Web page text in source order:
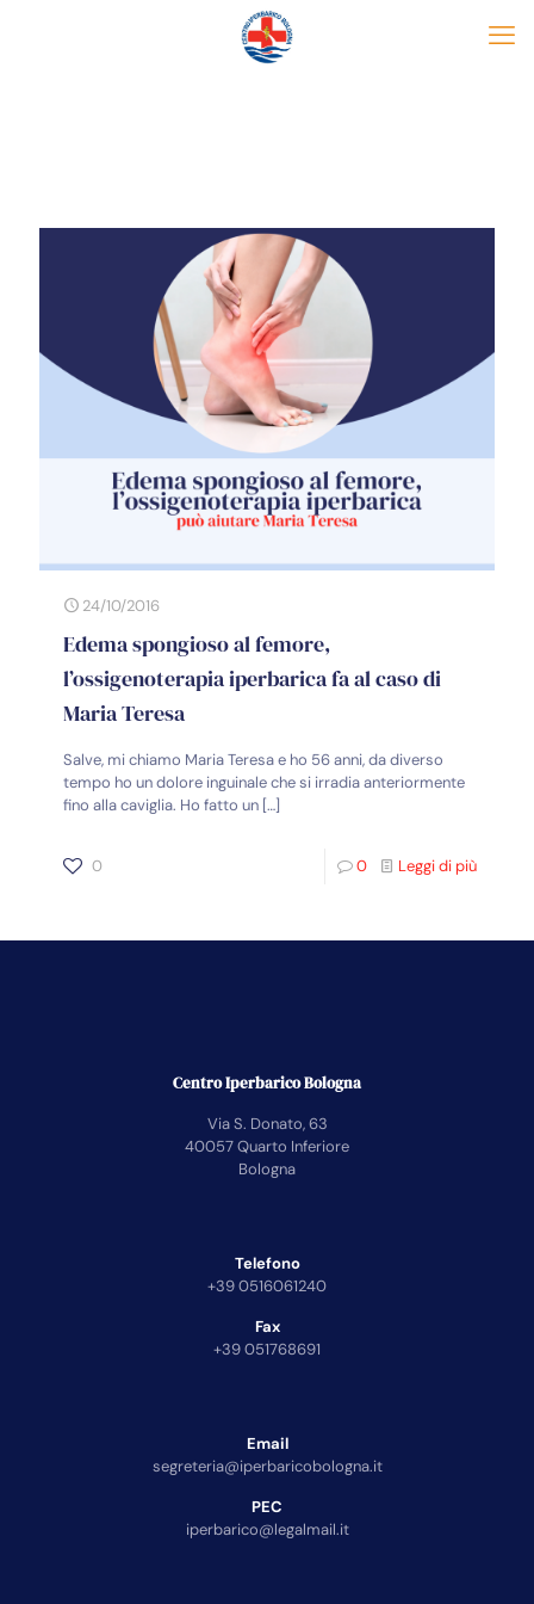
24/10/2016
Edema spongioso al femore,
l’ossigenoterapia iperbarica fa al caso di
Maria Teresa
Salve, mi chiamo Maria Teresa e ho 56 anni, da diverso
tempo ho un dolore inguinale che si irradia anteriormente
fino alla caviglia. Ho fatto un […]
0 0 Leggi di più
Centro Iperbarico Bologna
Via S. Donato, 63
40057 Quarto Inferiore
Bologna
Telefono
+39 0516061240
Fax
+39 051768691
Email
segreteria@iperbaricobologna.it
PEC
iperbarico@legalmail.it